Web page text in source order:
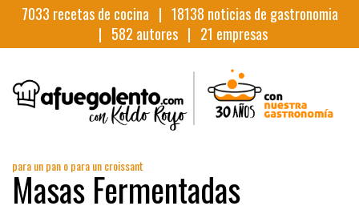
7033 recetas de cocina | 18138 noticias de gastronomia
| 582 autores | 21 empresas
para un pan o para un croissant
Masas Fermentadas